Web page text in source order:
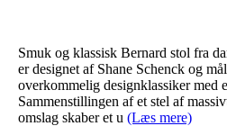
–
Smuk og klassisk Bernard stol fra
er designet af Shane Schenck og
overkommelig designklassiker med
Sammenstillingen af et stel af
omslag skaber et u (Læs mere)